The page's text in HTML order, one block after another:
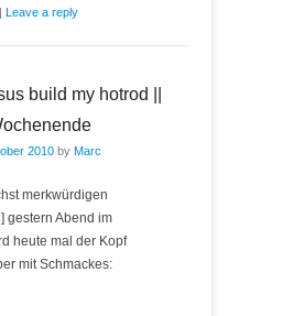
| Leave a reply
build my hotrod ||
2010 by Marc
merkwürdigen
gestern Abend im
heute mal der Kopf
mit Schmackes: